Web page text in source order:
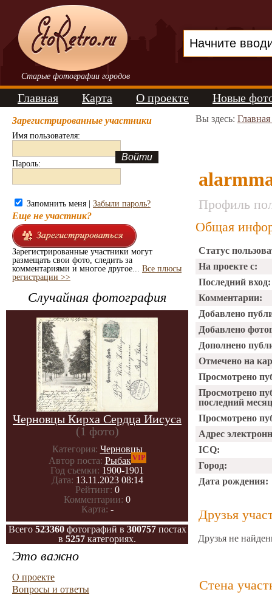
Старые фотографии городов
Главная Карта О проекте Новые
Зарегистрированные участники
Имя пользователя:
Пароль:
Запомнить меня | Забыли пароль?
Еще не участник?
Зарегистрированные участники могут
размещать свои фото, следить за
комментариями и многое другое... Все плюсы
регистрации >>
Случайная фотография
Черновцы Кирха Сердца Иисуса
(1 фото)
Категория: Черновцы
Автор поста: РыбакVIP
Год съемки: 1900-1901
Дата: 13.11.2023 08:14
Рейтинг: 0
Комментарии: 0
Карта: -
Всего 523360фотографий в 300757постах
в 5257 категориях.
Это важно
О проекте
Вопросы и ответы
Вы здесь:
Профиль
Общая
Статус
На проекте с:
Последний вход:
Комментарии:
Добавлено
Добавлено
Дополнено
Отмечено на
Просмотрено
Просмотрено
последний
Просмотрено
Адрес
ICQ:
Город:
Дата рождения:
Друзья
Друзья не
Стена